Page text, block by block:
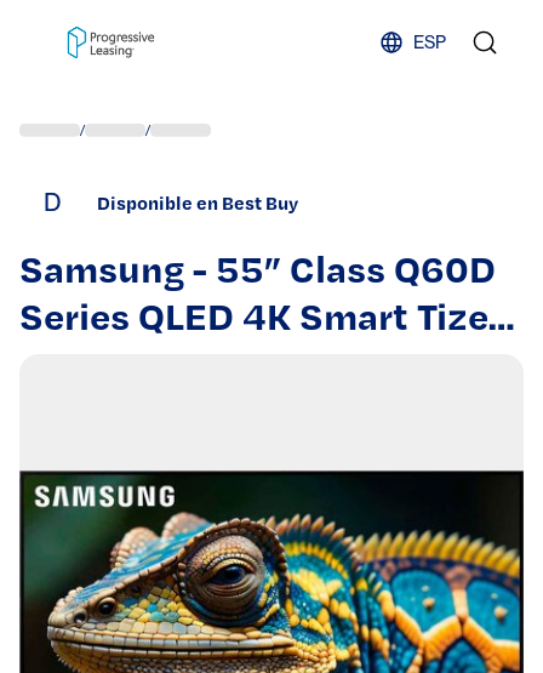
ESP
/ /
D Disponible en Best Buy
Samsung - 55” Class Q60D
Series QLED 4K Smart Tizen